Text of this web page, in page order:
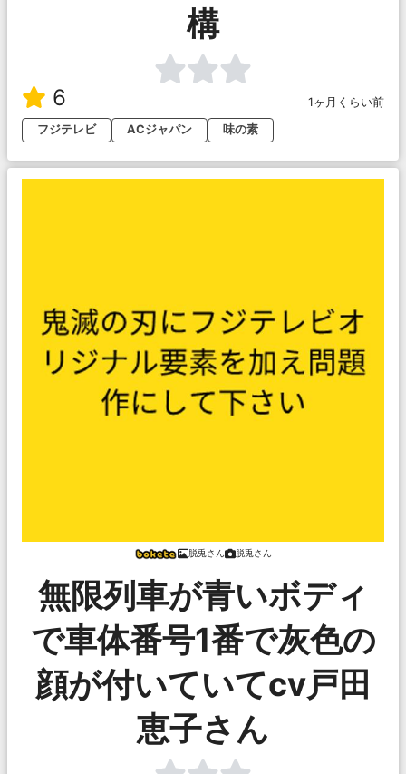
構
6
1ヶ月くらい前
フジテレビ
ACジャパン 味の素
脱兎さん 脱兎さん
無限列車が青いボディ
で車体番号1番で灰色の
顔が付いていてcv戸田
恵子さん